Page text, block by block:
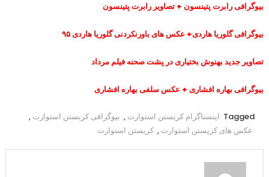
بیوگرافی رابرت پتینسون + تصاویر رابرت پتینسون
بیوگرافی گلوریا هاردی+ عکس های باورنکردنی گلوریا هاردی ۹۵
تصاویر جدید بهنوش بختیاری در پشت صحنه فیلم مرداد
بیوگرافی بهاره افشاری + عکس سلفی بهاره افشاری
Tagged اینستاگرام کریستن استوارت , بیوگرافی کریستن استوارت ,
عکس های کریستن استوارت , کریستن استوارت